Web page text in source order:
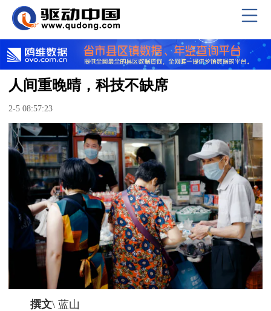
人间重晚晴，科技不缺席
2-5 08:57:23
撰文\ 蓝山